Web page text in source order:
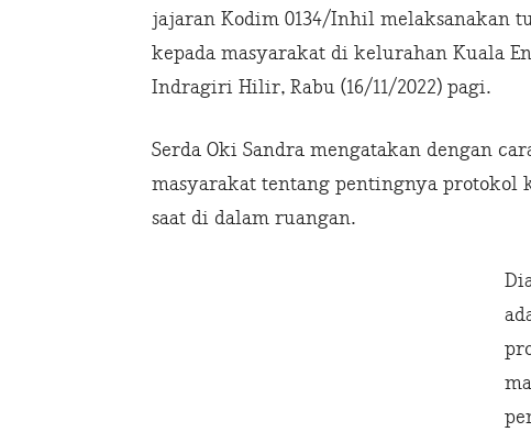
jajaran Kodim 0134/Inhil melaksanakan
kepada masyarakat di kelurahan Kuala
Indragiri Hilir, Rabu (16/11/2022) pagi.
Serda Oki Sandra mengatakan dengan
masyarakat tentang pentingnya protokol
saat di dalam ruangan.